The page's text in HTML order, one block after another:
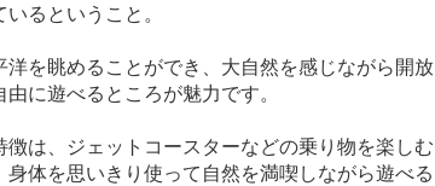
るということ。
洋を眺めることができ、大自然を感じながら開放
に遊べるところが魅力です。
徴は、ジェットコースターなどの乗り物を楽しむ
身体を思いきり使って自然を満喫しながら遊べる